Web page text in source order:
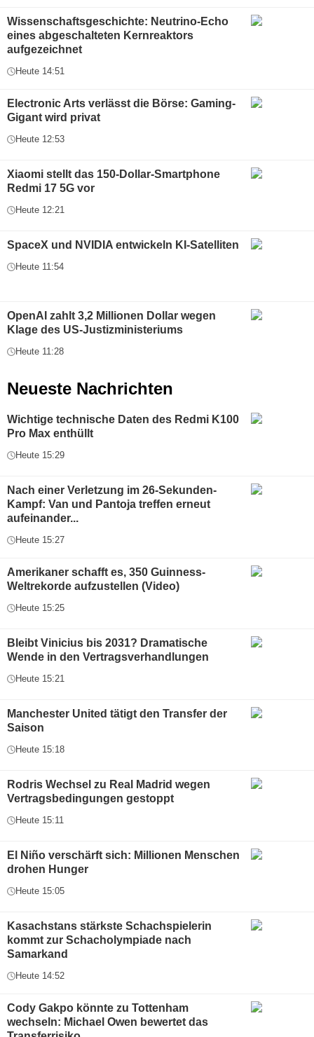
Wissenschaftsgeschichte: Neutrino-Echo
eines abgeschalteten Kernreaktors
aufgezeichnet
Heute 14:51
Electronic Arts verlässt die Börse: Gaming-
Gigant wird privat
Heute 12:53
Xiaomi stellt das 150-Dollar-Smartphone
Redmi 17 5G vor
Heute 12:21
SpaceX und NVIDIA entwickeln KI-Satelliten
Heute 11:54
OpenAI zahlt 3,2 Millionen Dollar wegen
Klage des US-Justizministeriums
Heute 11:28
Neueste Nachrichten
Wichtige technische Daten des Redmi K100
Pro Max enthüllt
Heute 15:29
Nach einer Verletzung im 26-Sekunden-
Kampf: Van und Pantoja treffen erneut
aufeinander...
Heute 15:27
Amerikaner schafft es, 350 Guinness-
Weltrekorde aufzustellen (Video)
Heute 15:25
Bleibt Vinicius bis 2031? Dramatische
Wende in den Vertragsverhandlungen
Heute 15:21
Manchester United tätigt den Transfer der
Saison
Heute 15:18
Rodris Wechsel zu Real Madrid wegen
Vertragsbedingungen gestoppt
Heute 15:11
El Niño verschärft sich: Millionen Menschen
drohen Hunger
Heute 15:05
Kasachstans stärkste Schachspielerin
kommt zur Schacholympiade nach
Samarkand
Heute 14:52
Cody Gakpo könnte zu Tottenham
wechseln: Michael Owen bewertet das